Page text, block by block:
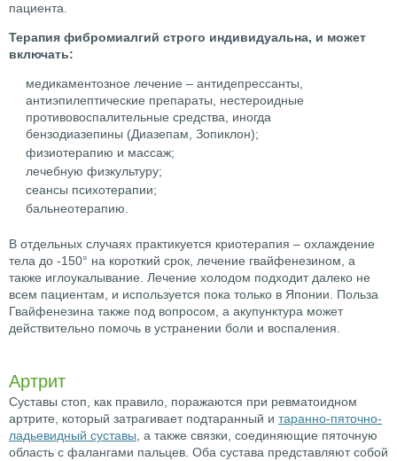
пациента.
Терапия фибромиалгий строго индивидуальна, и может
включать:
медикаментозное лечение – антидепрессанты,
антиэпилептические препараты, нестероидные
противовоспалительные средства, иногда
бензодиазепины (Диазепам, Зопиклон);
физиотерапию и массаж;
лечебную физкультуру;
сеансы психотерапии;
бальнеотерапию.
В отдельных случаях практикуется криотерапия – охлаждение
тела до -150° на короткий срок, лечение гвайфенезином, а
также иглоукалывание. Лечение холодом подходит далеко не
всем пациентам, и используется пока только в Японии. Польза
Гвайфенезина также под вопросом, а акупунктура может
действительно помочь в устранении боли и воспаления.
Артрит
Суставы стоп, как правило, поражаются при ревматоидном
артрите, который затрагивает подтаранный и таранно-пяточно-
ладьевидный суставы, а также связки, соединяющие пяточную
область с фалангами пальцев. Оба сустава представляют собой